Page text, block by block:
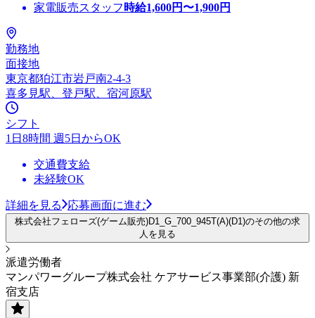
家電販売スタッフ 時給1,600円〜1,900円
勤務地
面接地
東京都狛江市岩戸南2-4-3
喜多見駅、登戸駅、宿河原駅
シフト
1日8時間 週5日からOK
交通費支給
未経験OK
詳細を見る 応募画面に進む
株式会社フェローズ(ゲーム販売)D1_G_700_945T(A)(D1)のその他の求
人を見る
派遣労働者
マンパワーグループ株式会社 ケアサービス事業部(介護) 新
宿支店